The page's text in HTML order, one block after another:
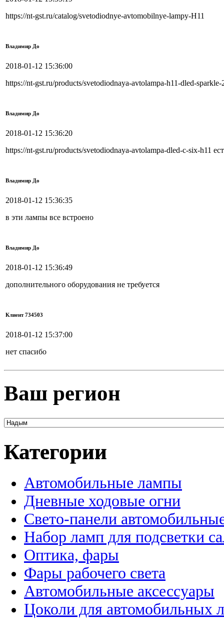
https://nt-gst.ru/catalog/svetodiodnye-avtomobilnye-lampy-H11
Владимир До
2018-01-12 15:36:00
https://nt-gst.ru/products/svetodiodnaya-avtolampa-h11-dled-
Владимир До
2018-01-12 15:36:20
https://nt-gst.ru/products/svetodiodnaya-avtolampa-dled-c-six-h11
Владимир До
2018-01-12 15:36:35
в эти лампы все встроено
Владимир До
2018-01-12 15:36:49
дополнительного оборудования не требуется
Клиент 734503
2018-01-12 15:37:00
нет спасибо
Ваш регион
Категории
Автомобильные лампы
Дневные ходовые огни
Свето-панели
Набор ламп для подсветки
Оптика, фары
Фары рабочего света
Автомобильные аксессуары
Цоколи для автомобильных